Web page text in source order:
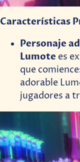
Características
Personaje
Lumote es
que
adorable
jugadores a